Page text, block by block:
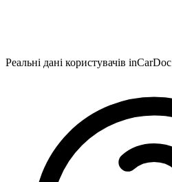
Реальні дані користувачів inCarDoc